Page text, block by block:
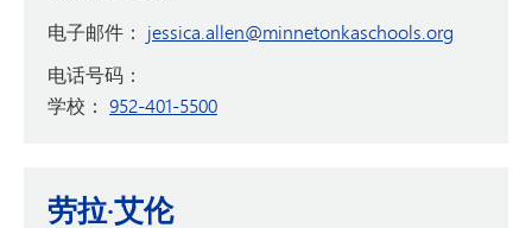
电子邮件： jessica.allen@minnetonkaschools.org
电话号码：
学校： 952-401-5500
劳拉·艾伦